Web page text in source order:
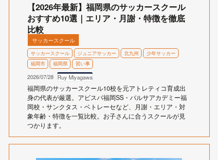
【2026年最新】福岡県のサッカースクール
おすすめ10選｜エリア・月謝・特徴を徹底
比較
サッカースクール
サッカースクール ジュニアサッカー 北九州
少年サッカー
福岡市
福岡県 習い事
2026/07/28 Ruy Miyagawa
福岡県のサッカースクール10校を元アトレティコ育成出
身の代表が厳選。アビスパ福岡SS・バルサアカデミー福
岡校・サンクタス・ベトレーセなど、月謝・エリア・対
象年齢・特徴を一覧比較。お子さんに合うスクールが見
つかります。